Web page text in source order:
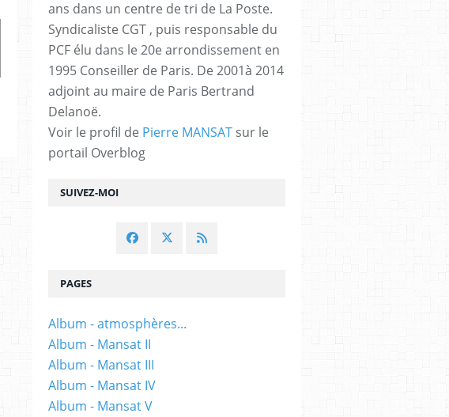
SUIVEZ-MOI
ans dans un centre de tri de La Poste.
Syndicaliste CGT , puis responsable du
PCF élu dans le 20e arrondissement en
1995 Conseiller de Paris. De 2001à 2014
adjoint au maire de Paris Bertrand
Delanoë.
Voir le profil de Pierre MANSAT sur le
portail Overblog
PAGES
Album - atmosphères...
Album - Mansat II
Album - Mansat III
Album - Mansat IV
Album - Mansat V